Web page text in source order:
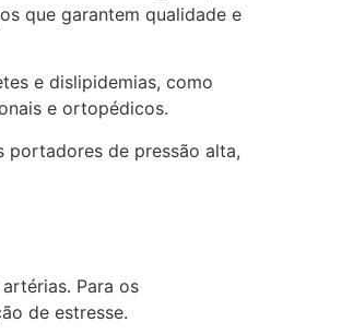
que garantem qualidade e
e dislipidemias, como
e ortopédicos.
portadores de pressão alta,
Para os
de estresse.